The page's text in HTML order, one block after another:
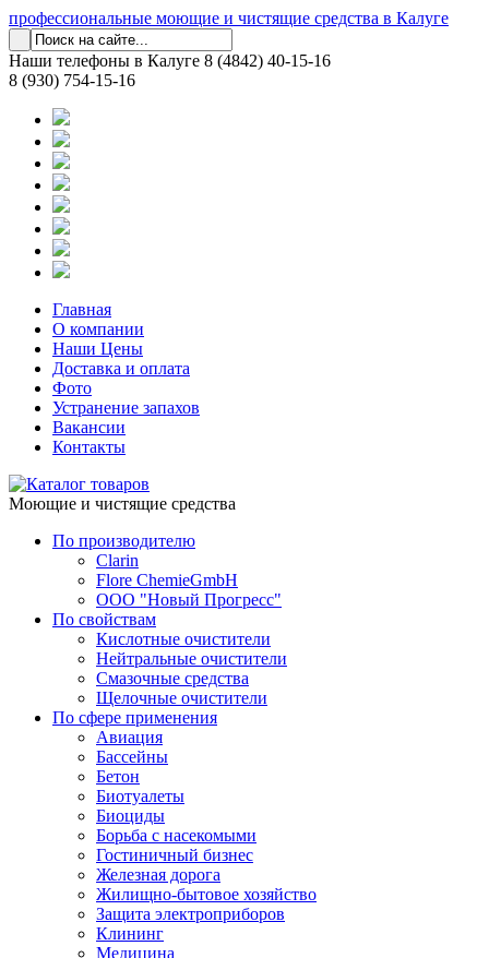
профессиональные моющие и чистящие средства в Калуге
Наши телефоны в Калуге 8 (4842) 40-15-16
8 (930) 754-15-16
Главная
О компании
Наши Цены
Доставка и оплата
Фото
Устранение запахов
Вакансии
Контакты
Моющие и чистящие средства
По производителю
Clarin
Flore ChemieGmbH
ООО "Новый Прогресс"
По свойствам
Кислотные очистители
Нейтральные очистители
Смазочные средства
Щелочные очистители
По сфере применения
Авиация
Бассейны
Бетон
Биотуалеты
Биоциды
Борьба с насекомыми
Гостиничный бизнес
Железная дорога
Жилищно-бытовое хозяйство
Защита электроприборов
Клининг
Медицина